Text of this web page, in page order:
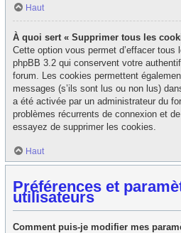
Haut
À quoi sert « Supprimer tous les
Cette option vous permet d’effacer tous
phpBB 3.2 qui conservent votre
forum. Les cookies permettent
messages (s’ils sont lus ou non lus)
a été activée par un administrateur du
problèmes récurrents de connexion et
essayez de supprimer les cookies.
Haut
Préférences et
utilisateurs
Comment puis-je modifier mes